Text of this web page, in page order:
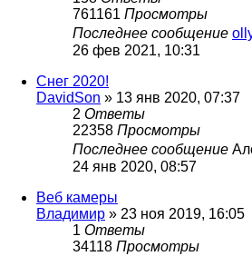
761161 Просмотры
Последнее сообщение
26 фев 2021, 10:31
Снег 2020!
DavidSon » 13 янв 2020, 07:37
2 Ответы
22358 Просмотры
Последнее сообщение
24 янв 2020, 08:57
Веб камеры
Владимир » 23 ноя 2019, 16:05
1 Ответы
34118 Просмотры